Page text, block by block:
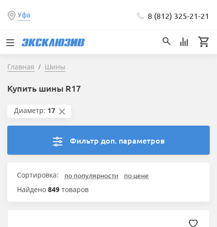
Уфа 8 (812) 325-21-21
Главная Шины
Купить шины R17
Диаметр: 17
Фильтр доп. параметров
Сортировка: по популярности по цене
Найдено 849 товаров